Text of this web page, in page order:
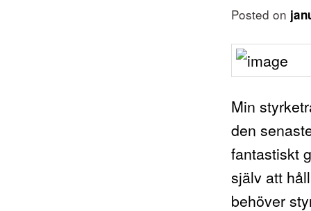
Posted on
Min
den
fantastiskt
själv att
behöver